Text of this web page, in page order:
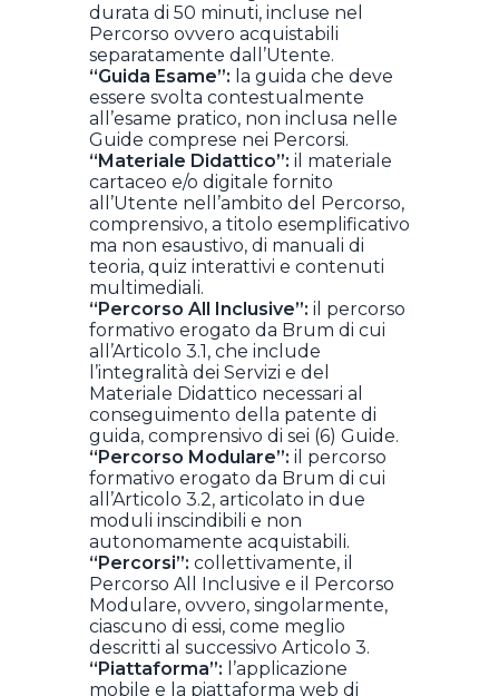
durata di 50 minuti, incluse nel
Percorso ovvero acquistabili
separatamente dall’Utente.
“Guida Esame”: la guida che deve
essere svolta contestualmente
all’esame pratico, non inclusa nelle
Guide comprese nei Percorsi.
“Materiale Didattico”: il materiale
cartaceo e/o digitale fornito
all’Utente nell’ambito del Percorso,
comprensivo, a titolo esemplificativo
ma non esaustivo, di manuali di
teoria, quiz interattivi e contenuti
multimediali.
“Percorso All Inclusive”: il percorso
formativo erogato da Brum di cui
all’Articolo 3.1, che include
l’integralità dei Servizi e del
Materiale Didattico necessari al
conseguimento della patente di
guida, comprensivo di sei (6) Guide.
“Percorso Modulare”: il percorso
formativo erogato da Brum di cui
all’Articolo 3.2, articolato in due
moduli inscindibili e non
autonomamente acquistabili.
“Percorsi”: collettivamente, il
Percorso All Inclusive e il Percorso
Modulare, ovvero, singolarmente,
ciascuno di essi, come meglio
descritti al successivo Articolo 3.
“Piattaforma”: l’applicazione
mobile e la piattaforma web di